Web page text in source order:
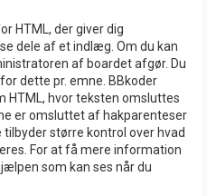
HTML, der giver dig
dele af et indlæg. Om du kan
af boardet afgør. Du
dette pr. emne. BBkoder
HTML, hvor teksten omsluttes
er omsluttet af hakparenteser
tilbyder større kontrol over hvad
For at få mere information
som kan ses når du